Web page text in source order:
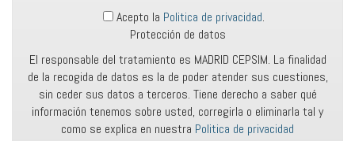
Acepto la Politica de privacidad.
Protección de datos
El responsable del tratamiento es MADRID CEPSIM. La finalidad
de la recogida de datos es la de poder atender sus cuestiones,
sin ceder sus datos a terceros. Tiene derecho a saber qué
información tenemos sobre usted, corregirla o eliminarla tal y
como se explica en nuestra Politica de privacidad